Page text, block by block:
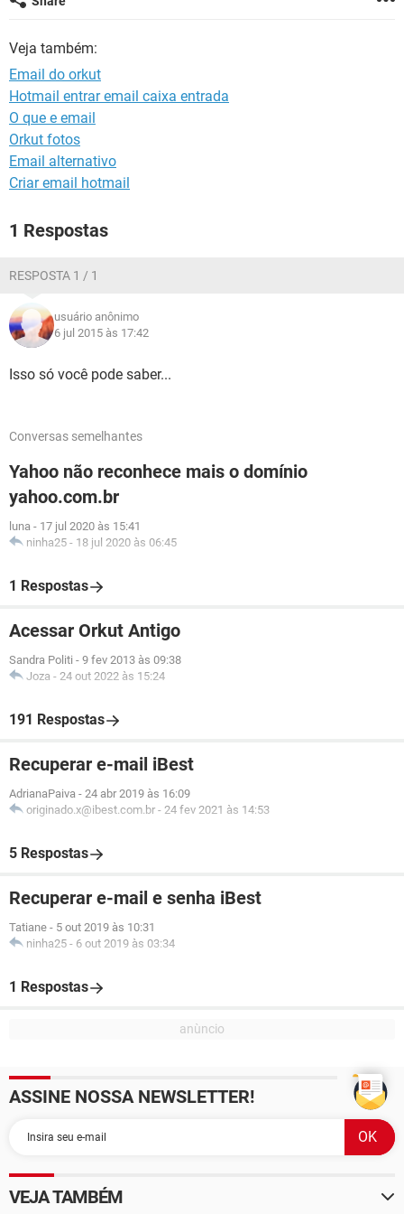
GUIA DE COMPRAS
Veja também:
Email do orkut
Hotmail entrar email caixa entrada
O que e email
Orkut fotos
Email alternativo
Criar email hotmail
1 Respostas
RESPOSTA 1 / 1
usuário anônimo
6 jul 2015 às 17:42
Isso só você pode saber...
Conversas semelhantes
Yahoo não reconhece mais o domínio
yahoo.com.br
luna - 17 jul 2020 às 15:41
ninha25 - 18 jul 2020 às 06:45
1 Respostas
Acessar Orkut Antigo
Sandra Politi - 9 fev 2013 às 09:38
Joza - 24 out 2022 às 15:24
191 Respostas
Recuperar e-mail iBest
AdrianaPaiva - 24 abr 2019 às 16:09
originado.x@ibest.com.br - 24 fev 2021 às 14:53
5 Respostas
Recuperar e-mail e senha iBest
Tatiane - 5 out 2019 às 10:31
ninha25 - 6 out 2019 às 03:34
1 Respostas
ASSINE NOSSA NEWSLETTER!
VEJA TAMBÉM